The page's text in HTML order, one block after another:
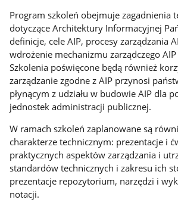
Program szkoleń obejmuje zagadnienia
dotyczące Architektury Informacyjnej
definicje, cele AIP, procesy zarządzania
wdrożenie mechanizmu zarządczego
Szkolenia poświęcone będą również
zarządzanie zgodne z AIP przynosi
płynącym z udziału w budowie AIP dla
jednostek administracji publicznej.
W ramach szkoleń zaplanowane są
charakterze technicznym: prezentacje i
praktycznych aspektów zarządzania i
standardów technicznych i zakresu ich
prezentacje repozytorium, narzędzi i
notacji.